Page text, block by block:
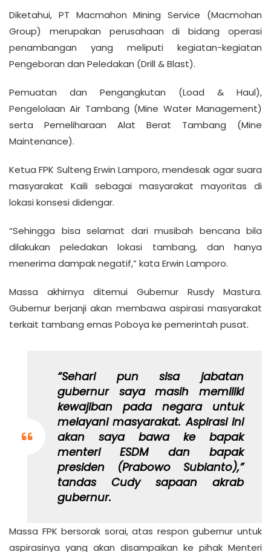
Diketahui, PT Macmahon Mining Service (Macmohan
Group) merupakan perusahaan di bidang operasi
penambangan yang meliputi kegiatan-kegiatan
Pengeboran dan Peledakan (Drill & Blast).
Pemuatan dan Pengangkutan (Load & Haul),
Pengelolaan Air Tambang (Mine Water Management)
serta Pemeliharaan Alat Berat Tambang (Mine
Maintenance).
Ketua FPK Sulteng Erwin Lamporo, mendesak agar suara
masyarakat Kaili sebagai masyarakat mayoritas di
lokasi konsesi didengar.
“Sehingga bisa selamat dari musibah bencana bila
dilakukan peledakan lokasi tambang, dan hanya
menerima dampak negatif,” kata Erwin Lamporo.
Massa akhirnya ditemui Gubernur Rusdy Mastura.
Gubernur berjanji akan membawa aspirasi masyarakat
terkait tambang emas Poboya ke pemerintah pusat.
“Sehari pun sisa jabatan
gubernur saya masih memiliki
kewajiban pada negara untuk
melayani masyarakat. Aspirasi ini
akan saya bawa ke bapak
menteri ESDM dan bapak
presiden (Prabowo Subianto),”
tandas Cudy sapaan akrab
gubernur.
Massa FPK bersorak sorai, atas respon gubernur untuk
aspirasinya yang akan disampaikan ke pihak Menteri